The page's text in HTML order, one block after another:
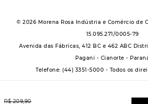
R$ 209,90
© 2026 Morena Rosa Indústria e Comércio de
15.095.271/0005-79
Avenida das Fábricas, 412 BC e 462 ABC
Pagani - Cianorte -
Telefone: (44) 3351-5000 - Todos os